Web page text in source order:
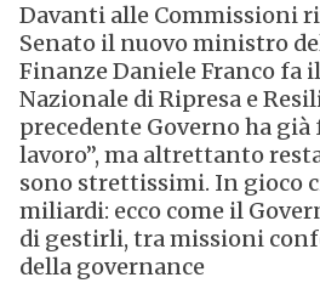
Davanti alle Commissioni
Senato il nuovo ministro
Finanze Daniele Franco fa
Nazionale di Ripresa e
precedente Governo ha
lavoro”, ma altrettanto
sono strettissimi. In gioco ci
miliardi: ecco come il
di gestirli, tra missioni
della governance